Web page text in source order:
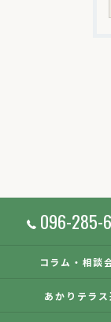
096-285-
コラム・相談
あかりテラ